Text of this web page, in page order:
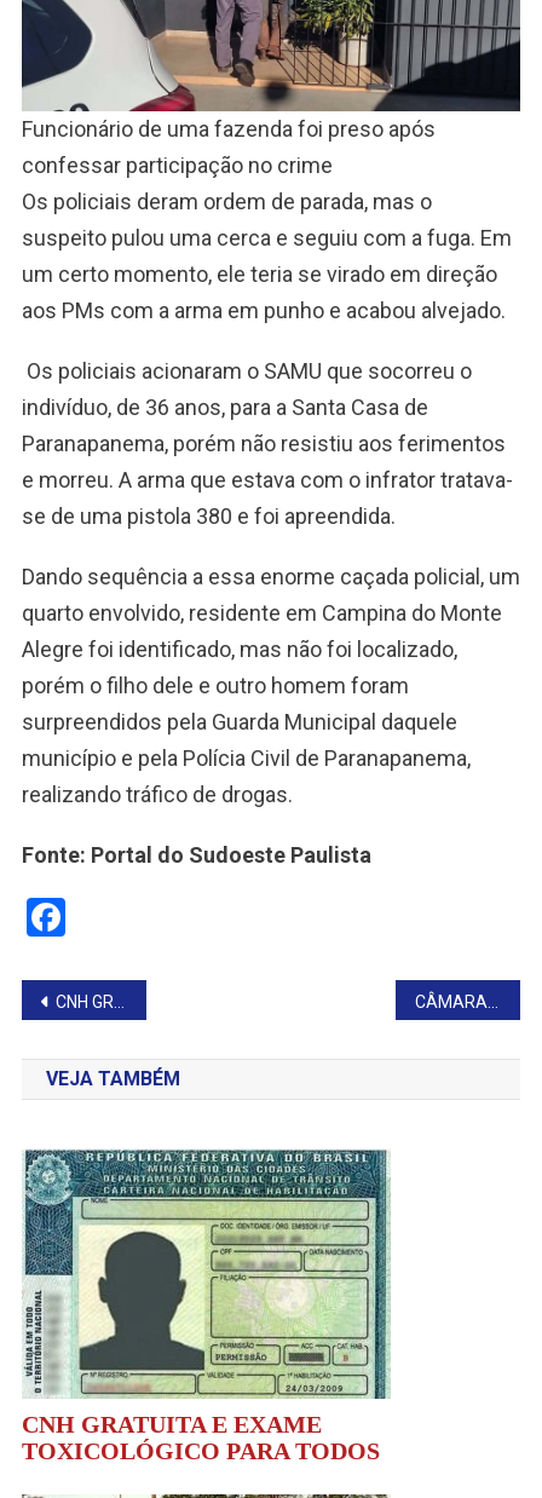
Funcionário de uma fazenda foi preso após
confessar participação no crime
Os policiais deram ordem de parada, mas o
suspeito pulou uma cerca e seguiu com a fuga. Em
um certo momento, ele teria se virado em direção
aos PMs com a arma em punho e acabou alvejado.
Os policiais acionaram o SAMU que socorreu o
indivíduo, de 36 anos, para a Santa Casa de
Paranapanema, porém não resistiu aos ferimentos
e morreu. A arma que estava com o infrator tratava-
se de uma pistola 380 e foi apreendida.
Dando sequência a essa enorme caçada policial, um
quarto envolvido, residente em Campina do Monte
Alegre foi identificado, mas não foi localizado,
porém o filho dele e outro homem foram
surpreendidos pela Guarda Municipal daquele
município e pela Polícia Civil de Paranapanema,
realizando tráfico de drogas.
Fonte: Portal do Sudoeste Paulista
Facebook
Navegação
de
Post
CNH GRATUITA E EXAME TOXICOLÓGICO PARA TODOS CÂMARA DOA CARRO À PREFEITURA
VEJA TAMBÉM
CNH GRATUITA E EXAME
TOXICOLÓGICO PARA TODOS